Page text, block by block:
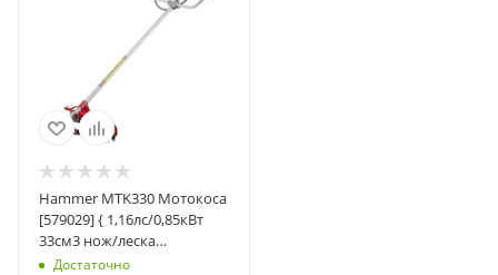
Hammer MTK330 Мотокоса
[579029] { 1,16лс/0,85кВт
33см3 нож/леска
255/460мм ремень }
Достаточно